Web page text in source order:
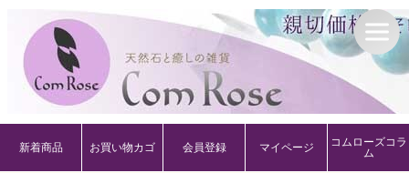
新着商品 お買い物カゴ 会員登録 マイページ
コムローズコラ
ム